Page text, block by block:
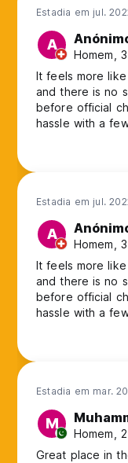
Estadia em jul.
A
Homem,
It feels more
and there is no
before official
hassle with a
via phone was
Estadia em jul.
A
Homem,
It feels more
and there is no
before official
hassle with a
via phone was
Estadia em mar.
M
Homem,
Great place in